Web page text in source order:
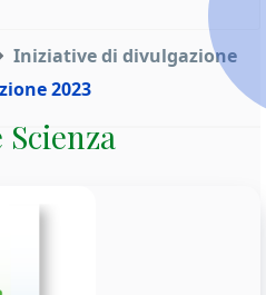
Iniziative di divulgazione
2023